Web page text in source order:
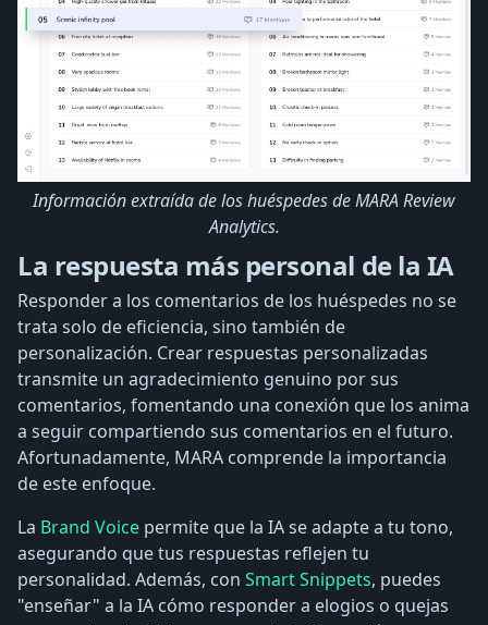
Información extraída de los huéspedes de MARA Review
Analytics.
La respuesta más personal de la IA
Responder a los comentarios de los huéspedes no se
trata solo de eficiencia, sino también de
personalización. Crear respuestas personalizadas
transmite un agradecimiento genuino por sus
comentarios, fomentando una conexión que los anima
a seguir compartiendo sus comentarios en el futuro.
Afortunadamente, MARA comprende la importancia
de este enfoque.
La Brand Voice permite que la IA se adapte a tu tono,
asegurando que tus respuestas reflejen tu
personalidad. Además, con Smart Snippets, puedes
"enseñar" a la IA cómo responder a elogios o quejas